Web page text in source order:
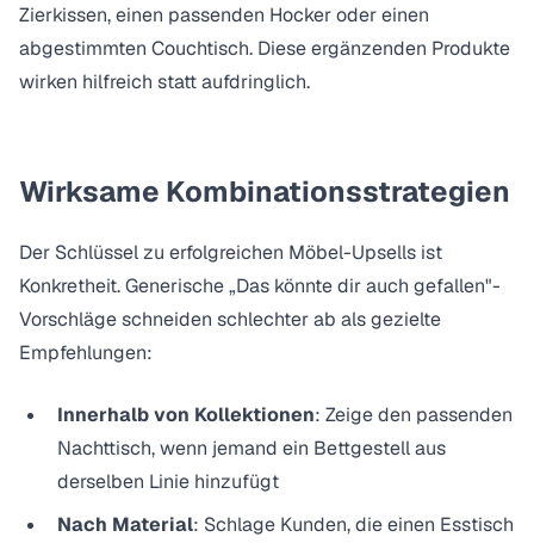
Zierkissen, einen passenden Hocker oder einen
abgestimmten Couchtisch. Diese ergänzenden Produkte
wirken hilfreich statt aufdringlich.
Wirksame Kombinationsstrategien
Der Schlüssel zu erfolgreichen Möbel-Upsells ist
Konkretheit. Generische „Das könnte dir auch gefallen"-
Vorschläge schneiden schlechter ab als gezielte
Empfehlungen:
Innerhalb von Kollektionen: Zeige den passenden
Nachttisch, wenn jemand ein Bettgestell aus
derselben Linie hinzufügt
Nach Material: Schlage Kunden, die einen Esstisch